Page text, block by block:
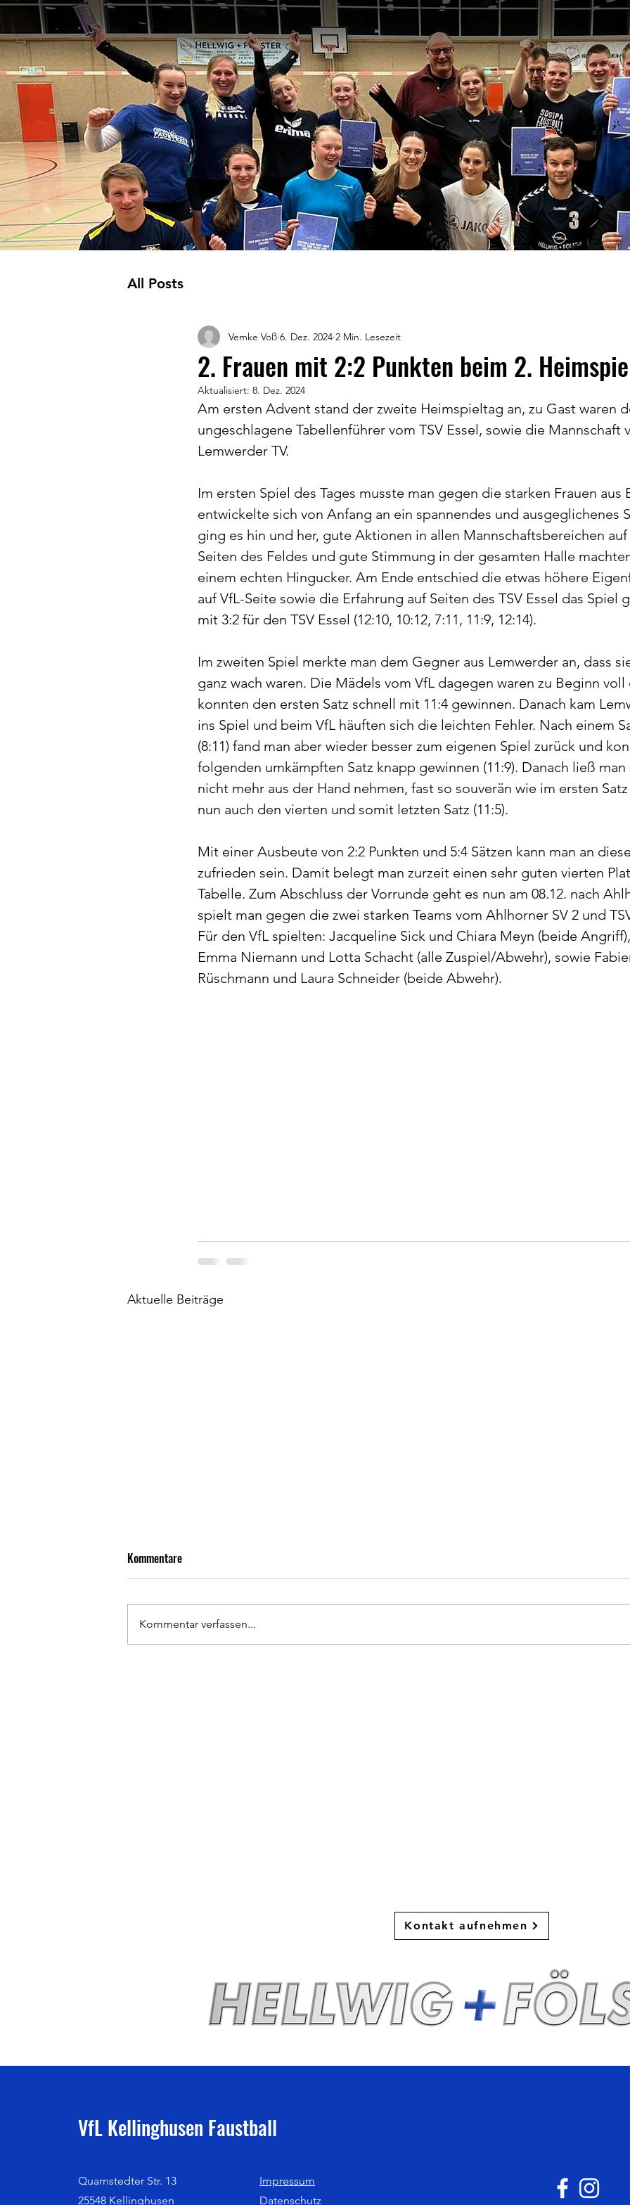
All Posts
2. Frauen mit 2:2 Punkten beim 2.
Vemke Voß 6. Dez. 2024 2 Min. Lesezeit
Aktualisiert: 8. Dez. 2024
Am ersten Advent stand der zweite Heimspieltag an, zu Gast waren
ungeschlagene Tabellenführer vom TSV Essel, sowie die Mannschaft
Lemwerder TV.
Im ersten Spiel des Tages musste man gegen die starken Frauen aus
entwickelte sich von Anfang an ein spannendes und ausgeglichenes
ging es hin und her, gute Aktionen in allen Mannschaftsbereichen
Seiten des Feldes und gute Stimmung in der gesamten Halle
einem echten Hingucker. Am Ende entschied die etwas höhere
auf VfL-Seite sowie die Erfahrung auf Seiten des TSV Essel das Spiel
mit 3:2 für den TSV Essel (12:10, 10:12, 7:11, 11:9, 12:14).
Im zweiten Spiel merkte man dem Gegner aus Lemwerder an, dass
ganz wach waren. Die Mädels vom VfL dagegen waren zu Beginn
konnten den ersten Satz schnell mit 11:4 gewinnen. Danach kam
ins Spiel und beim VfL häuften sich die leichten Fehler. Nach einem
(8:11) fand man aber wieder besser zum eigenen Spiel zurück und
folgenden umkämpften Satz knapp gewinnen (11:9). Danach ließ
nicht mehr aus der Hand nehmen, fast so souverän wie im ersten
nun auch den vierten und somit letzten Satz (11:5).
Mit einer Ausbeute von 2:2 Punkten und 5:4 Sätzen kann man an
zufrieden sein. Damit belegt man zurzeit einen sehr guten vierten
Tabelle. Zum Abschluss der Vorrunde geht es nun am 08.12. nach
spielt man gegen die zwei starken Teams vom Ahlhorner SV 2 und
Für den VfL spielten: Jacqueline Sick und Chiara Meyn (beide
Emma Niemann und Lotta Schacht (alle Zuspiel/Abwehr), sowie
Rüschmann und Laura Schneider (beide Abwehr).
Aktuelle Beiträge
Kommentare
Kommentar verfassen...
Kontakt aufnehmen
VfL Kellinghusen Faustball
Quarnstedter Str. 13
25548 Kellinghusen
Impressum
Datenschutz